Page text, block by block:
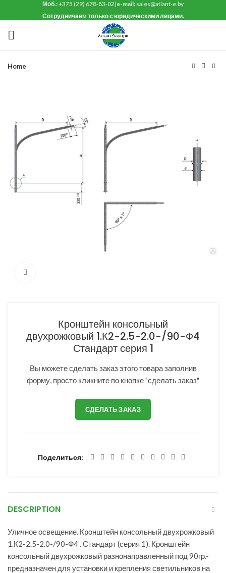
Моб.:+375 (29) 678-83-02 |e-mail: sales@atlant-e.by
Сотрудничаем только с юридическими лицами.
Home
Кронштейн консольный
двухрожковый 1.К2-2.5-2.0-/90-Ф4
Стандарт серия 1
Вы можете сделать заказ этого товара заполнив
форму, просто кликните по кнопке "сделать заказ"
СДЕЛАТЬ ЗАКАЗ
Поделиться
DESCRIPTION
Уличное освещение. Кронштейн консольный двухрожковый
1.К2-2.5-2.0-/90-Ф4 . Стандарт (серия 1). Кронштейн
консольный двухрожковый разнонаправленный под 90гр.-
предназначен для установки и крепления светильников на